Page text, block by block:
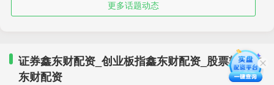
更多话题动态
证券鑫东财配资_创业板指鑫东财配资_股票软件鑫
东财配资